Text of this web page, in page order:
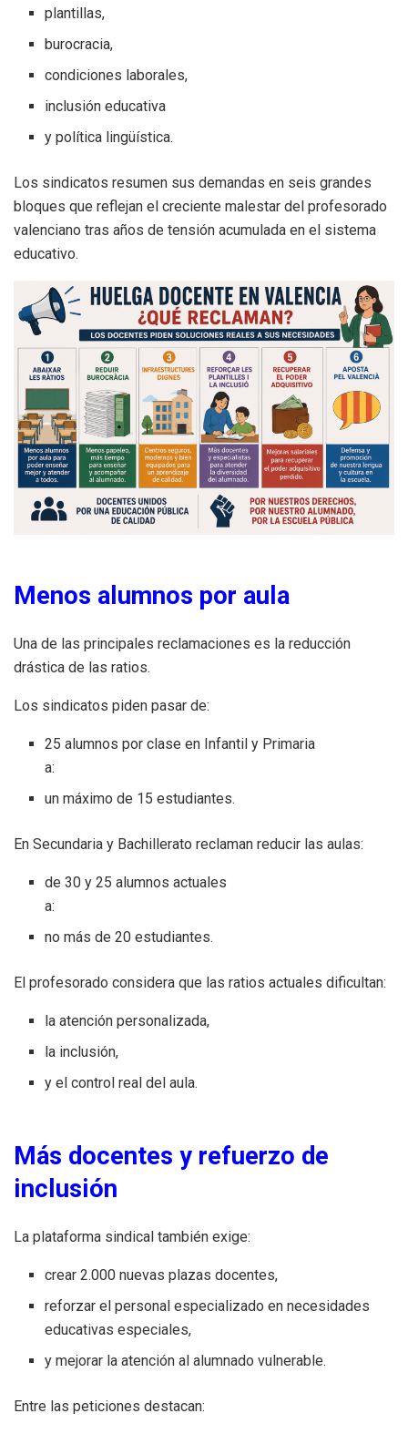
plantillas,
burocracia,
condiciones laborales,
inclusión educativa
y política lingüística.
Los sindicatos resumen sus demandas en seis grandes
bloques que reflejan el creciente malestar del profesorado
valenciano tras años de tensión acumulada en el sistema
educativo.
Menos alumnos por aula
Una de las principales reclamaciones es la reducción
drástica de las ratios.
Los sindicatos piden pasar de:
25 alumnos por clase en Infantil y Primaria
a:
un máximo de 15 estudiantes.
En Secundaria y Bachillerato reclaman reducir las aulas:
de 30 y 25 alumnos actuales
a:
no más de 20 estudiantes.
El profesorado considera que las ratios actuales dificultan:
la atención personalizada,
la inclusión,
y el control real del aula.
Más docentes y refuerzo de
inclusión
La plataforma sindical también exige:
crear 2.000 nuevas plazas docentes,
reforzar el personal especializado en necesidades
educativas especiales,
y mejorar la atención al alumnado vulnerable.
Entre las peticiones destacan: